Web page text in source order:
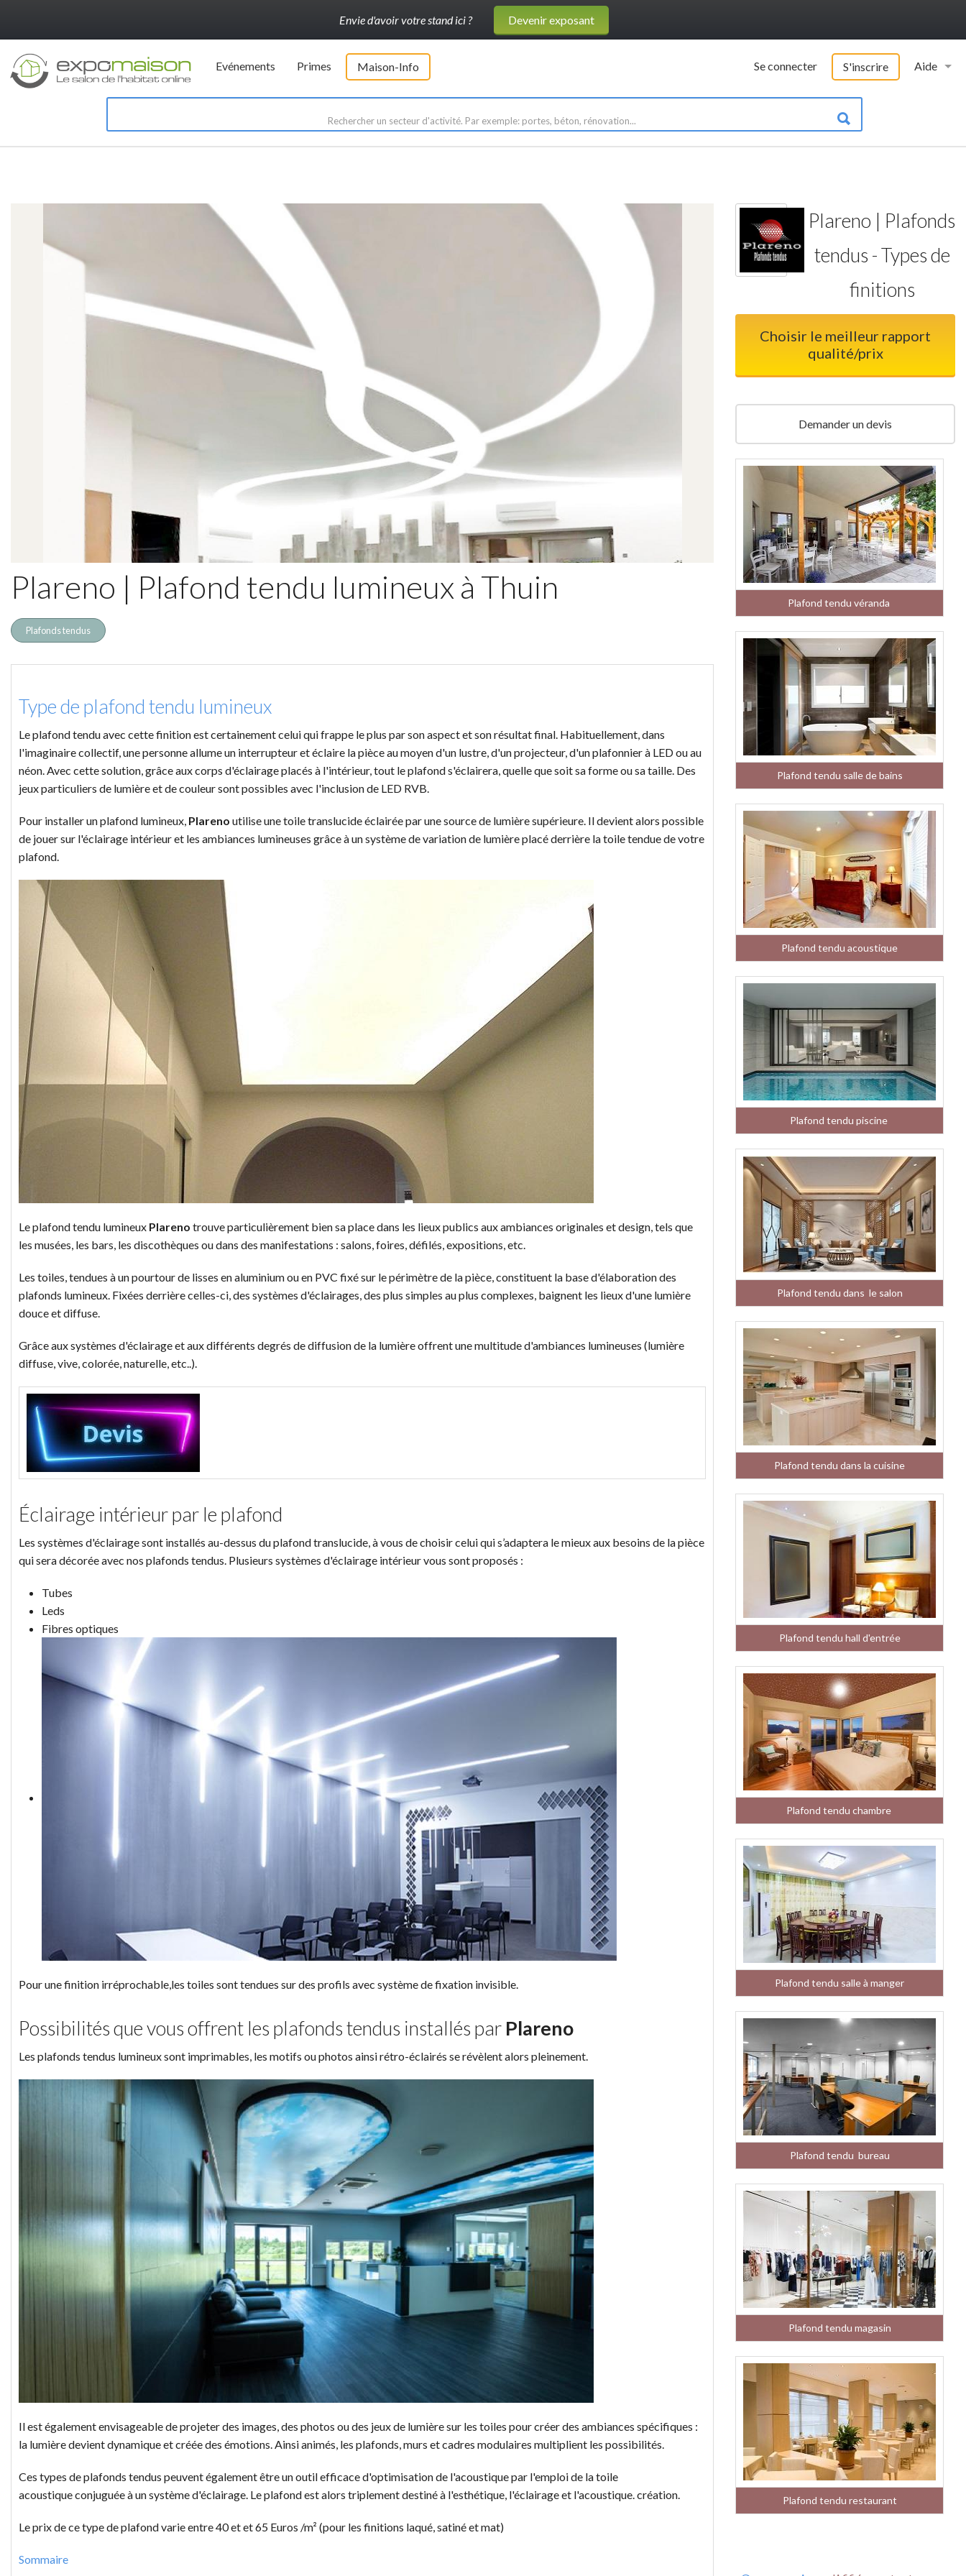
Envie d'avoir votre stand ici ? Devenir exposant
Se connecter S'inscrire Aide
Qui
Evénements Primes Maison-Info
Plareno | Plafond tendu lumineux à Thuin
Plafonds tendus
Type de plafond tendu lumineux
Le plafond tendu avec cette finition est certainement celui qui frappe le plus par son aspect et son résultat final. Habituellement, dans
l'imaginaire collectif, une personne allume un interrupteur et éclaire la pièce au moyen d'un lustre, d'un projecteur, d'un plafonnier à LED ou au
néon. Avec cette solution, grâce aux corps d'éclairage placés à l'intérieur, tout le plafond s'éclairera, quelle que soit sa forme ou sa taille. Des
jeux particuliers de lumière et de couleur sont possibles avec l'inclusion de LED RVB.
Pour installer un plafond lumineux, Plareno utilise une toile translucide éclairée par une source de lumière supérieure. Il devient alors possible
de jouer sur l'éclairage intérieur et les ambiances lumineuses grâce à un système de variation de lumière placé derrière la toile tendue de votre
plafond.
Le plafond tendu lumineux Plareno trouve particulièrement bien sa place dans les lieux publics aux ambiances originales et design, tels que
les musées, les bars, les discothèques ou dans des manifestations : salons, foires, défilés, expositions, etc.
Les toiles, tendues à un pourtour de lisses en aluminium ou en PVC fixé sur le périmètre de la pièce, constituent la base d'élaboration des
plafonds lumineux. Fixées derrière celles-ci, des systèmes d'éclairages, des plus simples au plus complexes, baignent les lieux d'une lumière
douce et diffuse.
Grâce aux systèmes d'éclairage et aux différents degrés de diffusion de la lumière offrent une multitude d'ambiances lumineuses (lumière
diffuse, vive, colorée, naturelle, etc..).
Éclairage intérieur par le plafond
Les systèmes d'éclairage sont installés au-dessus du plafond translucide, à vous de choisir celui qui s’adaptera le mieux aux besoins de la pièce
qui sera décorée avec nos plafonds tendus. Plusieurs systèmes d'éclairage intérieur vous sont proposés :
Tubes
Leds
Fibres optiques
Pour une finition irréprochable,les toiles sont tendues sur des profils avec système de fixation invisible.
Possibilités que vous offrent les plafonds tendus installés par Plareno
Les plafonds tendus lumineux sont imprimables, les motifs ou photos ainsi rétro-éclairés se révèlent alors pleinement.
Il est également envisageable de projeter des images, des photos ou des jeux de lumière sur les toiles pour créer des ambiances spécifiques :
la lumière devient dynamique et créée des émotions. Ainsi animés, les plafonds, murs et cadres modulaires multiplient les possibilités.
Ces types de plafonds tendus peuvent également être un outil efficace d'optimisation de l'acoustique par l'emploi de la toile
acoustique conjuguée à un système d'éclairage. Le plafond est alors triplement destiné à l'esthétique, l'éclairage et l'acoustique. création.
Le prix de ce type de plafond varie entre 40 et et 65 Euros /m² (pour les finitions laqué, satiné et mat)
Sommaire
Plareno | Plafonds
tendus - Types de
finitions
Choisir le meilleur rapport
qualité/prix
Demander un devis
Plafond tendu véranda
Plafond tendu salle de bains
Plafond tendu acoustique
Plafond tendu piscine
Plafond tendu dans le salon
Plafond tendu dans la cuisine
Plafond tendu hall d'entrée
Plafond tendu chambre
Plafond tendu salle à manger
Plafond tendu bureau
Plafond tendu magasin
Plafond tendu restaurant